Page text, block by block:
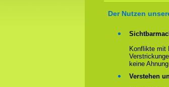
Der Nutzen
Konflikte mit
keine
Verstehen